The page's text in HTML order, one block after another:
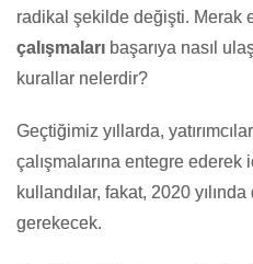
radikal şekilde değişti. Merak
çalışmaları başarıya nasıl
kurallar nelerdir?
Geçtiğimiz yıllarda,
çalışmalarına entegre ederek
kullandılar, fakat, 2020
gerekecek.